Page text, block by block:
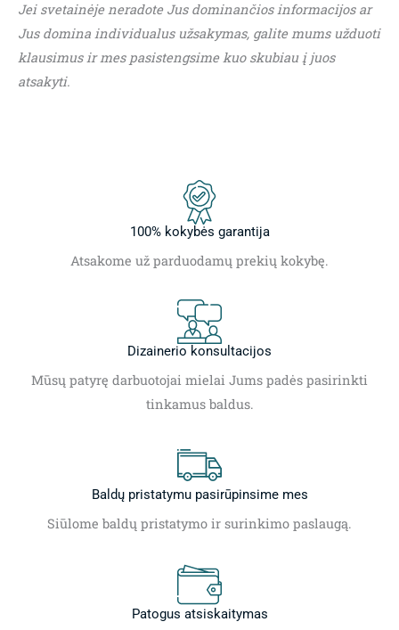
Jei svetainėje neradote Jus dominančios informacijos ar
Jus domina individualus užsakymas, galite mums užduoti
klausimus ir mes pasistengsime kuo skubiau į juos
atsakyti.
100% kokybės garantija
Atsakome už parduodamų prekių kokybę.
Dizainerio konsultacijos
Mūsų patyrę darbuotojai mielai Jums padės pasirinkti
tinkamus baldus.
Baldų pristatymu pasirūpinsime mes
Siūlome baldų pristatymo ir surinkimo paslaugą.
Patogus atsiskaitymas